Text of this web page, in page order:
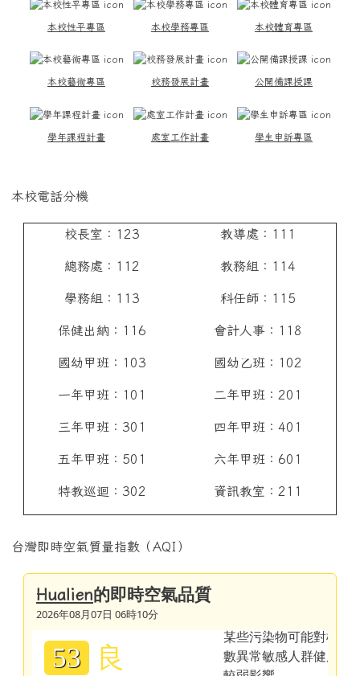
本校性平專區 本校學務專區 本校體育專區
本校藝術專區 校務發展計畫 公開備課授課
學年課程計畫 處室工作計畫 學生申訴專區
本校電話分機
校長室：123
總務處：112
學務組：113
保健出納：116
國幼甲班：103
一年甲班：101
三年甲班：301
五年甲班：501
特教巡迴：302
教導處：111
教務組：114
科任師：115
會計人事：118
國幼乙班：102
二年甲班：201
四年甲班：401
六年甲班：601
資訊教室：211
台灣即時空氣質量指數（AQI）
Hualien的即時空氣品質
2026年08月07日 06時10分
53 良